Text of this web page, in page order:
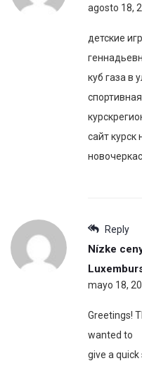
agosto 18,
детские
куб газа в
сайт курск
Reply
Nízke
mayo 18,
Greetings!
wanted to
give a